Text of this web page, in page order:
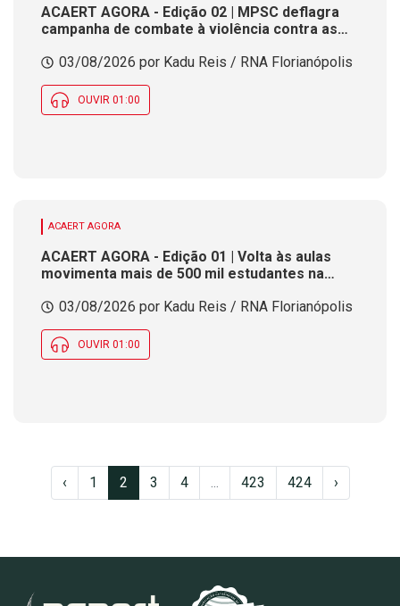
ACAERT AGORA - Edição 02 | MPSC deflagra
campanha de combate à violência contra as
emagrecedores de comercialização proibida
seleção de professores nesta segunda (3)
03/08/2026 por Kadu Reis / RNA Florianópolis
OUVIR 01:00
ACAERT AGORA
ACAERT AGORA - Edição 01 | Volta às aulas
movimenta mais de 500 mil estudantes na
impactam trânsito em rodovias federais de
desta segunda (3) em SC
03/08/2026 por Kadu Reis / RNA Florianópolis
OUVIR 01:00
‹ 1 2 3 4 ... 423 424 ›